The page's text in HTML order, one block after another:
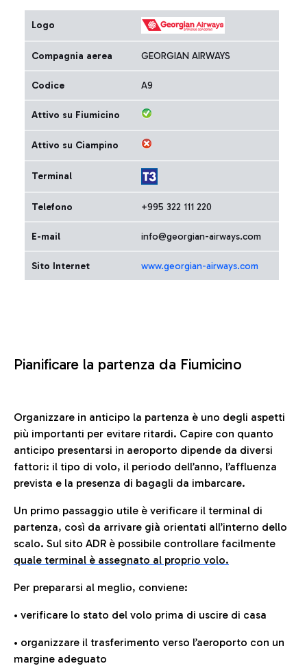
Logo
Compagnia aerea GEORGIAN AIRWAYS
Codice A9
Attivo su Fiumicino
Attivo su Ciampino
Terminal
Telefono +995 322 111 220
E-mail info@georgian-airways.com
Sito Internet www.georgian-airways.com
Pianificare la partenza da Fiumicino
Organizzare in anticipo la partenza è uno degli aspetti
più importanti per evitare ritardi. Capire con quanto
anticipo presentarsi in aeroporto dipende da diversi
fattori: il tipo di volo, il periodo dell’anno, l’affluenza
prevista e la presenza di bagagli da imbarcare.
Un primo passaggio utile è verificare il terminal di
partenza, così da arrivare già orientati all’interno dello
scalo. Sul sito ADR è possibile controllare facilmente
quale terminal è assegnato al proprio volo.
Per prepararsi al meglio, conviene:
• verificare lo stato del volo prima di uscire di casa
• organizzare il trasferimento verso l’aeroporto con un
margine adeguato